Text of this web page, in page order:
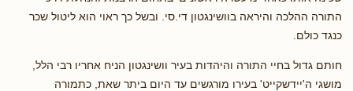
התורה ההלכה והיראה בוושינגטון די.סי. ובשל כך ראוי הוא ליטול שכר
כנגד כולם.
חותם גדול בחיי התורה והיהדות בעיר וושינגטון הניח אחריו רבי הלל,
מושגי ה'יידשקייט' בעירו מורגשים עד היום ביתר שאת, כתמורה